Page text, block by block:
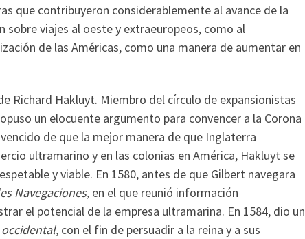
que contribuyeron considerablemente al avance de la
viajes al oeste y extraeuropeos, como al
de las Américas, como una manera de aumentar en
Richard Hakluyt. Miembro del círculo de expansionistas
un elocuente argumento para convencer a la Corona
de que la mejor manera de que Inglaterra
ultramarino y en las colonias en América, Hakluyt se
y viable. En 1580, antes de que Gilbert navegara
Navegaciones, en el que reunió información
el potencial de la empresa ultramarina. En 1584, dio un
con el fin de persuadir a la reina y a sus